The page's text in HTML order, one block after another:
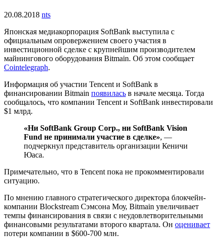
20.08.2018 nts
Японская медиакорпорация SoftBank выступила с
официальным опровержением своего участия в
инвестиционной сделке с крупнейшим производителем
майнингового оборудования Bitmain. Об этом сообщает
Cointelegraph.
Информация об участии Tencent и SoftBank в
финансировании Bitmain появилась в начале месяца. Тогда
сообщалось, что компании Tencent и SoftBank инвестировали
$1 млрд.
«Ни SoftBank Group Corp., ни SoftBank Vision
Fund не принимали участие в сделке», —
подчеркнул представитель организации Кеничи
Юаса.
Примечательно, что в Tencent пока не прокомментировали
ситуацию.
По мнению главного стратегического директора блокчейн-
компании Blockstream Сэмсона Моу, Bitmain увеличивает
темпы финансирования в связи с неудовлетворительными
финансовыми результатами второго квартала. Он оценивает
потери компании в $600-700 млн.